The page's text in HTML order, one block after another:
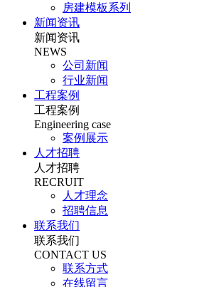
房建模板系列
新闻资讯
新闻资讯
NEWS
公司新闻
行业新闻
工程案例
工程案例
Engineering case
案例展示
人才招聘
人才招聘
RECRUIT
人才理念
招聘信息
联系我们
联系我们
CONTACT US
联系方式
在线留言